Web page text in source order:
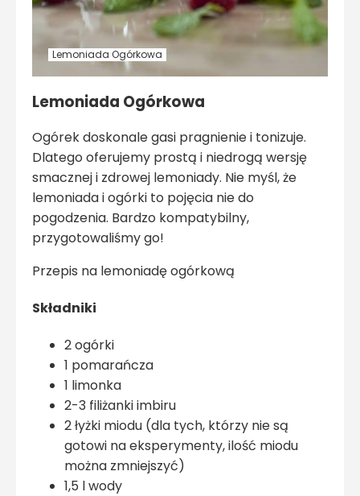
Lemoniada Ogórkowa
Lemoniada Ogórkowa
Ogórek doskonale gasi pragnienie i tonizuje.
Dlatego oferujemy prostą i niedrogą wersję
smacznej i zdrowej lemoniady. Nie myśl, że
lemoniada i ogórki to pojęcia nie do
pogodzenia. Bardzo kompatybilny,
przygotowaliśmy go!
Przepis na lemoniadę ogórkową
Składniki
2 ogórki
1 pomarańcza
1 limonka
2-3 filiżanki imbiru
2 łyżki miodu (dla tych, którzy nie są
gotowi na eksperymenty, ilość miodu
można zmniejszyć)
1,5 l wody